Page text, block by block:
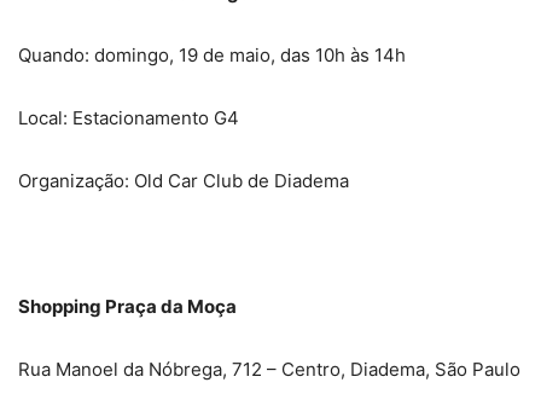
Quando: domingo, 19 de maio, das 10h às 14h
Local: Estacionamento G4
Organização: Old Car Club de Diadema
Shopping Praça da Moça
Rua Manoel da Nóbrega, 712 – Centro, Diadema, São Paulo